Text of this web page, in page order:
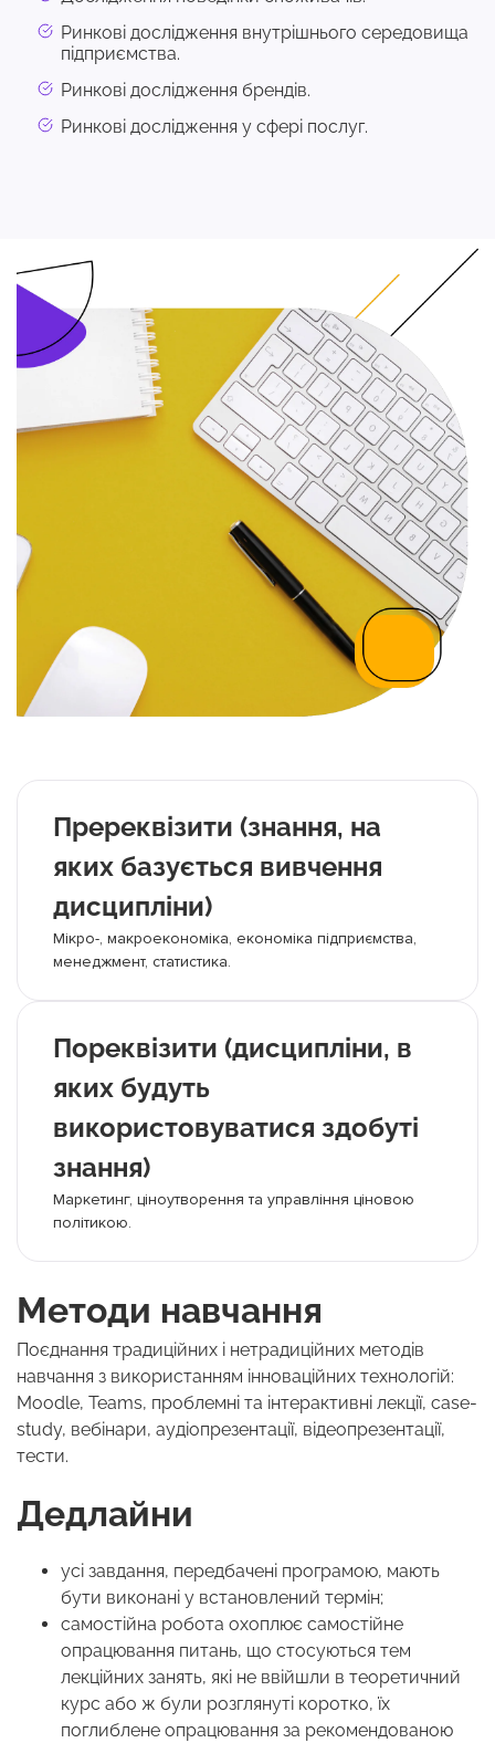
Ринкові дослідження внутрішнього середовища
підприємства.
Ринкові дослідження брендів.
Ринкові дослідження у сфері послуг.
Пререквізити (знання, на
яких базується вивчення
дисципліни)
Мікро-, макроекономіка, економіка підприємства,
менеджмент, статистика.
Пореквізити (дисципліни, в
яких будуть
використовуватися здобуті
знання)
Маркетинг, ціноутворення та управління ціновою
політикою.
Методи навчання
Поєднання традиційних і нетрадиційних методів
навчання з використанням інноваційних технологій:
Moodle, Teams, проблемні та інтерактивні лекції, сase-
study, вебінари, аудіопрезентації, відеопрезентації,
тести.
Дедлайни
усі завдання, передбачені програмою, мають
бути виконані у встановлений термін;
самостійна робота охоплює самостійне
опрацювання питань, що стосуються тем
лекційних занять, які не ввійшли в теоретичний
курс або ж були розглянуті коротко, їх
поглиблене опрацювання за рекомендованою